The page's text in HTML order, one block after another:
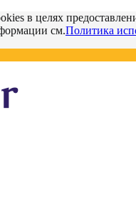
в целях
см.Политика